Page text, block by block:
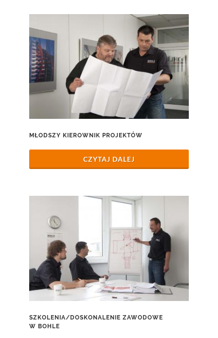
MŁODSZY KIEROWNIK PROJEKTÓW
CZYTAJ DALEJ
SZKOLENIA/DOSKONALENIE ZAWODOWE
W BOHLE